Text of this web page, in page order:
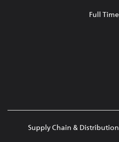
Full Time
Supply Chain & Distribution